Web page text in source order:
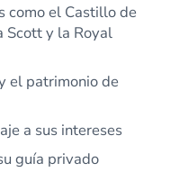
como el Castillo de
Scott y la Royal
el patrimonio de
a sus intereses
guía privado